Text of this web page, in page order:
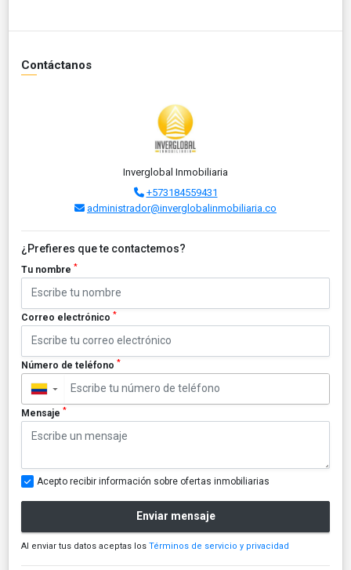
Contáctanos
Inverglobal Inmobiliaria
+573184559431
administrador@inverglobalinmobiliaria.co
¿Prefieres que te contactemos?
Tu nombre *
Correo electrónico *
Número de teléfono *
▼
Mensaje *
Acepto recibir información sobre ofertas inmobiliarias
Enviar mensaje
Al enviar tus datos aceptas los Términos de servicio y privacidad